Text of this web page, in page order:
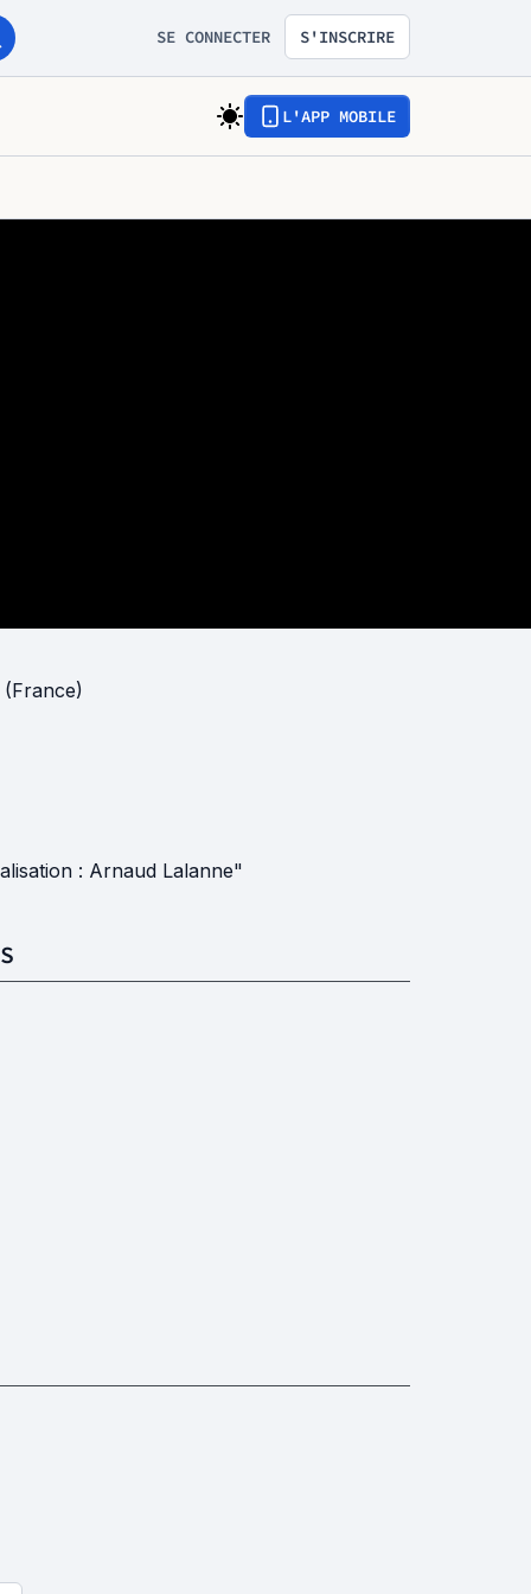
SE CONNECTER S'INSCRIRE
L'APP MOBILE
(France)
: Arnaud Lalanne"